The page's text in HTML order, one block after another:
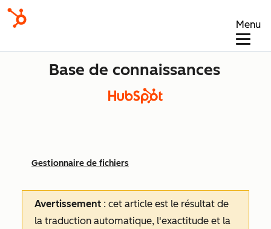
Menu
Base de connaissances
Gestionnaire de fichiers
Avertissement : cet article est le résultat de
la traduction automatique, l'exactitude et la